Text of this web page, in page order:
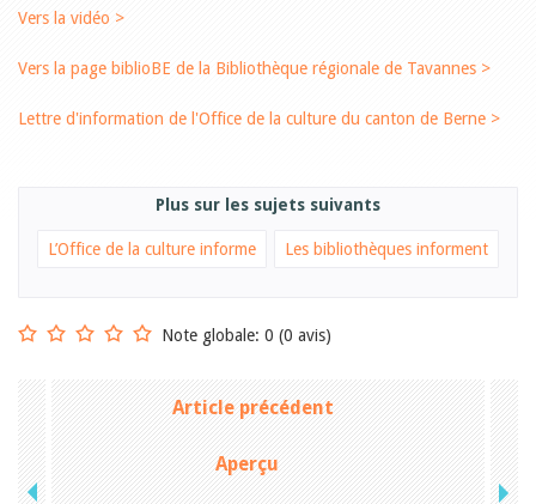
Manifestations
Animations
Ecole et bibliothèque
Littérature de jeunesse
Encouragement des
Julie Greub
Sibylle Birrer
Javier Lopez
Andrea Grichting
Maria Aellig-Abate
Aline Yeretzian
Vers la vidéo >
Vers la page biblioBE de la Bibliothèque régionale de Tavannes >
Lettre d'information de l'Office de la culture du canton de Berne >
Plus sur les sujets suivants
L’Office de la culture informe Les bibliothèques informent
Note globale: 0 (0 avis)
Article précédent
Aperçu